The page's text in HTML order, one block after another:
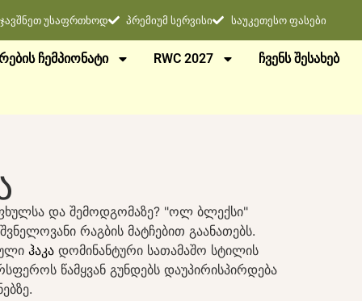
უსაფრთხოდ პრემიუმ სერვისი საუკეთესო ფასები
ᲩᲔᲛᲞᲘᲝᲜᲐᲢᲘ RWC 2027 ᲩᲕᲔᲜᲡ ᲨᲔᲡᲐᲮᲔᲑ
და შემოდგომაზე? "ოლ ბლექსი"
რაგბის მატჩებით გაანათებს.
ჰაკა დომინანტური სათამაშო სტილის
წამყვან გუნდებს დაუპირისპირდება